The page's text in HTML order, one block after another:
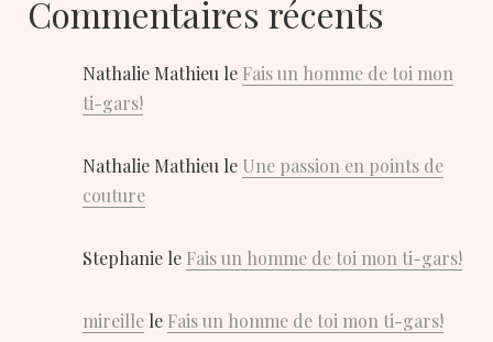
Commentaires récents
Nathalie Mathieu le Fais un homme de toi mon
ti-gars!
Nathalie Mathieu le Une passion en points de
couture
Stephanie le Fais un homme de toi mon ti-gars!
mireille le Fais un homme de toi mon ti-gars!